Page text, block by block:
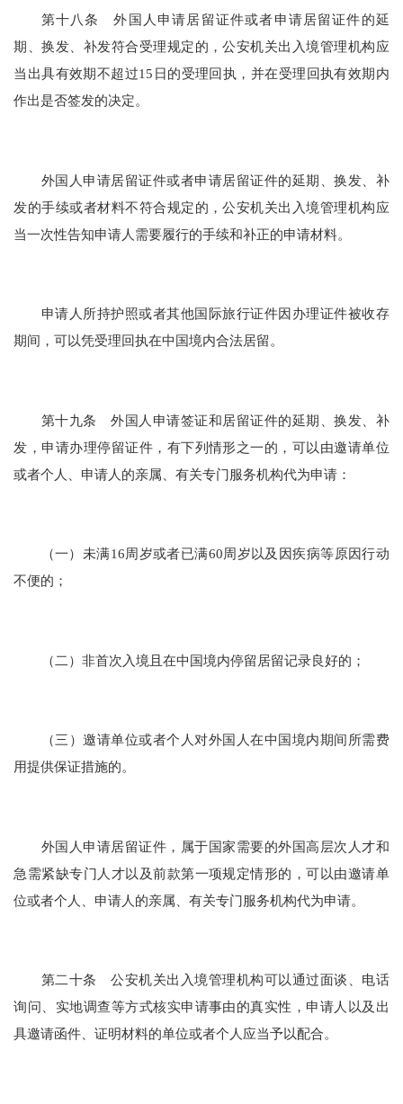
第十八条 外国人申请居留证件或者申请居留证件的延
期、换发、补发符合受理规定的，公安机关出入境管理机构应
当出具有效期不超过15日的受理回执，并在受理回执有效期内
作出是否签发的决定。
外国人申请居留证件或者申请居留证件的延期、换发、补
发的手续或者材料不符合规定的，公安机关出入境管理机构应
当一次性告知申请人需要履行的手续和补正的申请材料。
申请人所持护照或者其他国际旅行证件因办理证件被收存
期间，可以凭受理回执在中国境内合法居留。
第十九条 外国人申请签证和居留证件的延期、换发、补
发，申请办理停留证件，有下列情形之一的，可以由邀请单位
或者个人、申请人的亲属、有关专门服务机构代为申请：
（一）未满16周岁或者已满60周岁以及因疾病等原因行动
不便的；
（二）非首次入境且在中国境内停留居留记录良好的；
（三）邀请单位或者个人对外国人在中国境内期间所需费
用提供保证措施的。
外国人申请居留证件，属于国家需要的外国高层次人才和
急需紧缺专门人才以及前款第一项规定情形的，可以由邀请单
位或者个人、申请人的亲属、有关专门服务机构代为申请。
第二十条 公安机关出入境管理机构可以通过面谈、电话
询问、实地调查等方式核实申请事由的真实性，申请人以及出
具邀请函件、证明材料的单位或者个人应当予以配合。